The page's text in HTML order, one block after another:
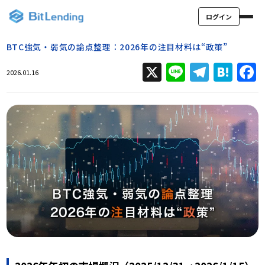
ログイン
BTC強気・弱気の論点整理：2026年の注目材料は“政策”
2026.01.16 X Line